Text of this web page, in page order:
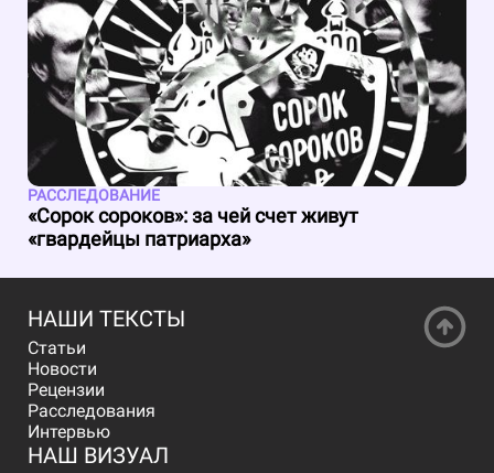
РАССЛЕДОВАНИЕ
«Сорок сороков»: за чей счет живут
«гвардейцы патриарха»
НАШИ ТЕКСТЫ
Статьи
Новости
Рецензии
Расследования
Интервью
НАШ ВИЗУАЛ